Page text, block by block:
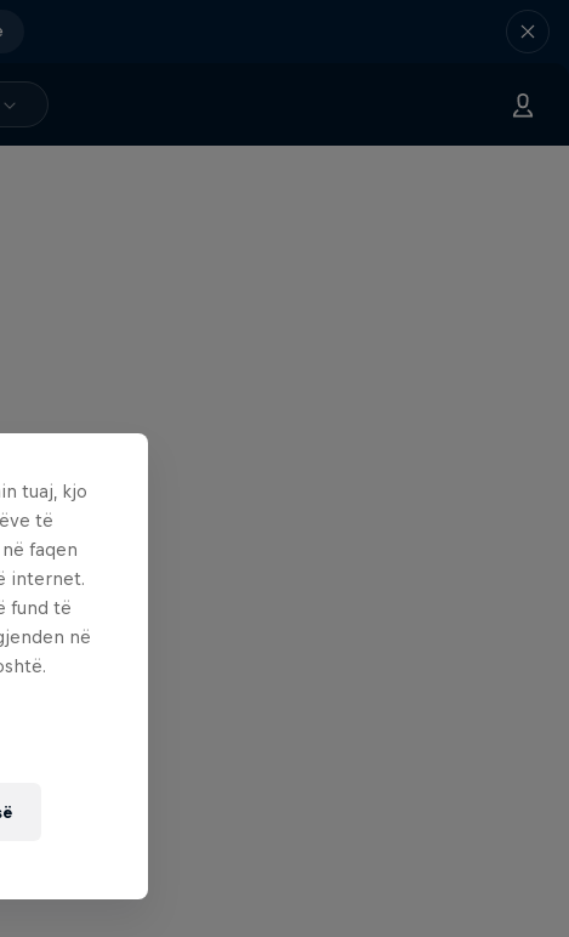
tuaj, kjo
të
faqen
internet.
fund të
në